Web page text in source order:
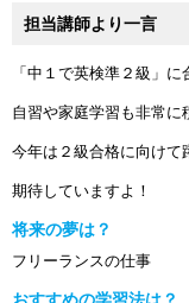
担当講師より一言
「中１で英検準２級」に
自習や家庭学習も非常に
今年は２級合格に向けて
期待していますよ！
将来の夢は？
フリーランスの仕事